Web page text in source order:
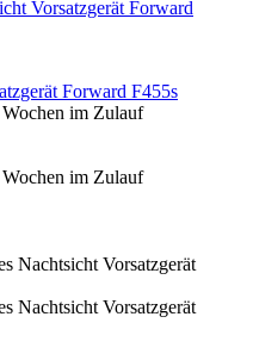
Forward F455s
im Zulauf
im Zulauf